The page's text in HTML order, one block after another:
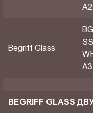
A2
Begriff Glass
A3
BEGRIFF GLASS